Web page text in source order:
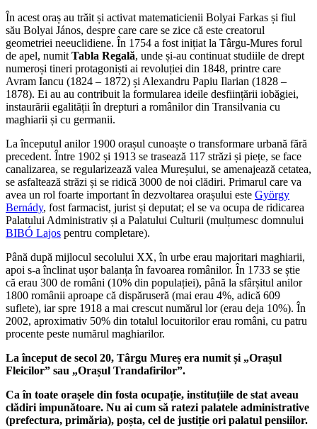
În acest oraș au trăit și activat matematicienii Bolyai Farkas și fiul
său Bolyai János, despre care care se zice că este creatorul
geometriei neeuclidiene. În 1754 a fost inițiat la Târgu-Mures forul
de apel, numit Tabla Regală, unde și-au continuat studiile de drept
numeroși tineri protagoniști ai revoluției din 1848, printre care
Avram Iancu (1824 – 1872) și Alexandru Papiu Ilarian (1828 –
1878). Ei au au contribuit la formularea ideile desființării iobăgiei,
instaurării egalității în drepturi a românilor din Transilvania cu
maghiarii și cu germanii.
La începutul anilor 1900 orașul cunoaște o transformare urbană fără
precedent. Între 1902 și 1913 se trasează 117 străzi și piețe, se face
canalizarea, se regularizează valea Mureșului, se amenajează cetatea,
se asfaltează străzi și se ridică 3000 de noi clădiri. Primarul care va
avea un rol foarte important în dezvoltarea orașului este György
Bernády, fost farmacist, jurist și deputat; el se va ocupa de ridicarea
Palatului Administrativ și a Palatului Culturii (mulțumesc domnului
BIBÓ Lajos pentru completare).
Până după mijlocul secolului XX, în urbe erau majoritari maghiarii,
apoi s-a înclinat ușor balanța în favoarea românilor. În 1733 se știe
că erau 300 de români (10% din populației), până la sfârșitul anilor
1800 românii aproape că dispăruseră (mai erau 4%, adică 609
suflete), iar spre 1918 a mai crescut numărul lor (erau deja 10%). În
2002, aproximativ 50% din totalul locuitorilor erau români, cu patru
procente peste numărul maghiarilor.
La început de secol 20, Târgu Mureș era numit și „Orașul
Fleicilor” sau „Orașul Trandafirilor”.
Ca în toate orașele din fosta ocupație, instituțiile de stat aveau
clădiri impunătoare. Nu ai cum să ratezi palatele administrative
(prefectura, primăria), poșta, cel de justiție ori palatul pensiilor.